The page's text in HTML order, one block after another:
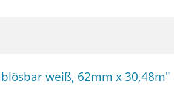
weiß, 62mm x 30,48m"